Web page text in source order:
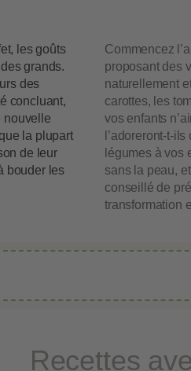
les goûts
grands.
des
concluant,
nouvelle
la plupart
de leur
bouder les
Commencez
proposant des
naturellement
carottes, les
vos enfants
l’adoreront-t-
légumes à vos
sans la peau,
conseillé de
transformation
Recettes